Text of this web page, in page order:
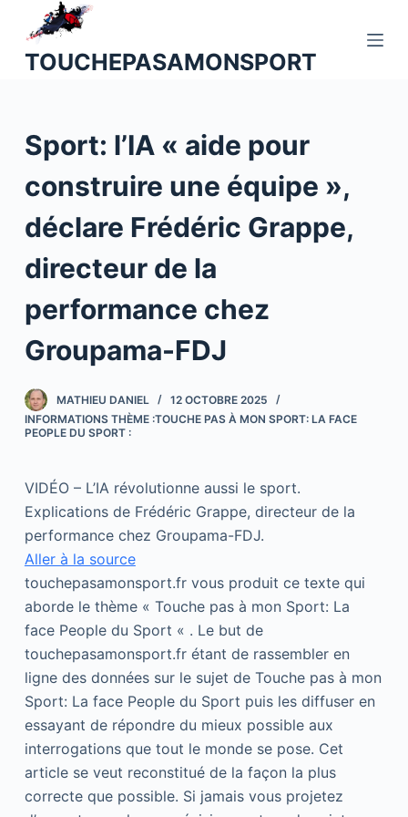
u
o
e
n
u
TOUCHEPASAMONSPORT
Sport: l’IA « aide pour
construire une équipe »,
déclare Frédéric Grappe,
directeur de la
performance chez
Groupama-FDJ
MATHIEU DANIEL
12 OCTOBRE 2025
INFORMATIONS THÈME :TOUCHE PAS À MON SPORT: LA FACE
PEOPLE DU SPORT :
VIDÉO – L’IA révolutionne aussi le sport.
Explications de Frédéric Grappe, directeur de la
performance chez Groupama-FDJ.
Aller à la source
touchepasamonsport.fr vous produit ce texte qui
aborde le thème « Touche pas à mon Sport: La
face People du Sport « . Le but de
touchepasamonsport.fr étant de rassembler en
ligne des données sur le sujet de Touche pas à mon
Sport: La face People du Sport puis les diffuser en
essayant de répondre du mieux possible aux
interrogations que tout le monde se pose. Cet
article se veut reconstitué de la façon la plus
correcte que possible. Si jamais vous projetez